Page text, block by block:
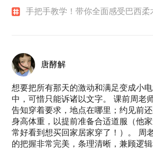
手把手教学！带你全面感受巴西柔
唐酵解
想要把所有那天的激动和满足变成小
中，可惜只能诉诸以文字。 课前周老
告知穿着要求，地点在哪里；约见前
身高体重，以提前准备合适道服（他
常好看到想买回家居家穿了！）。 周
的把握非常完美，条理清晰，兼顾逻